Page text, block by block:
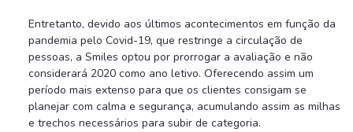
Entretanto, devido aos últimos acontecimentos em função da
pandemia pelo Covid-19, que restringe a circulação de
pessoas, a Smiles optou por prorrogar a avaliação e não
considerará 2020 como ano letivo. Oferecendo assim um
período mais extenso para que os clientes consigam se
planejar com calma e segurança, acumulando assim as milhas
e trechos necessários para subir de categoria.